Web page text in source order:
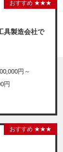
おすすめ ★★★
具製造会社で
円～
円
おすすめ ★★★